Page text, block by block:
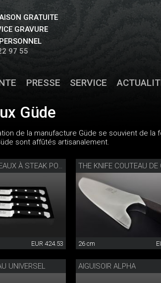
GRATUITE
GRAVURE
97 55
PRESSE SERVICE
Güde
de la manufacture Güde se souvient de la
sont affûtés artisanalement.
SET DE COUTEAUX À STEAK PORTERHOUSE
EUR 424.53
THE KNIFE COUTEAU DE
26 cm
UNIVERSEL AIGUISOIR ALPHA